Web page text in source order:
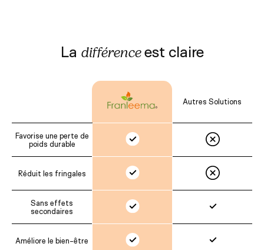
La différenceest claire
Autres Solutions
Favorise une perte de
poids durable
Réduit les fringales
Sans effets
secondaires
Améliore le bien-être